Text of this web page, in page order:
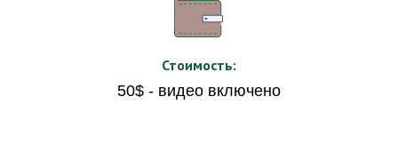
50$ - видео включено
Стоимость: